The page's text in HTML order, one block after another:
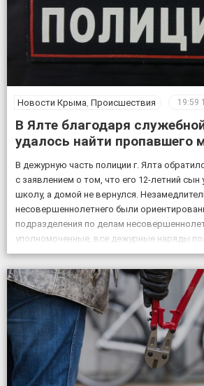
Новости Крыма Происшествия 19:59
В Ялте благодаря
удалось найти пропавшего
В дежурную часть полиции г. Ялта
с заявлением о том, что его 12-летний
школу, а домой не вернулся.
несовершеннолетнего были
подразделения по делам
уполномоченные, все дежурные наряды
патрульной постовой службы, ГИБДД,
Также к поисковым мероприятиям